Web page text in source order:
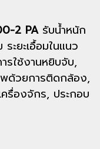
2 PAรับน้ำหนัก
ะยะเอื้อมในแนว
รใช้งานหยิบจับ,
ด้วยการติดกล้อง,
ครื่องจักร, ประกอบ